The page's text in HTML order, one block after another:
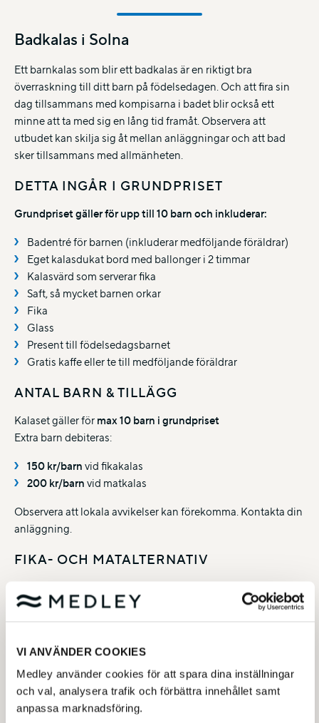
VI ANVÄNDER COOKIES
Medley använder cookies för att spara dina inställningar
och val, analysera trafik och förbättra innehållet samt
anpassa marknadsföring.
Badkalas i Solna
Ett barnkalas som blir ett badkalas är en riktigt bra
överraskning till ditt barn på födelsedagen. Och att fira sin
dag tillsammans med kompisarna i badet blir också ett
minne att ta med sig en lång tid framåt. Observera att
utbudet kan skilja sig åt mellan anläggningar och att bad
sker tillsammans med allmänheten.
DETTA INGÅR I GRUNDPRISET
Grundpriset gäller för upp till 10 barn och inkluderar:
Badentré för barnen (inkluderar medföljande föräldrar)
Eget kalasdukat bord med ballonger i 2 timmar
Kalasvärd som serverar fika
Saft, så mycket barnen orkar
Fika
Glass
Present till födelsedagsbarnet
Gratis kaffe eller te till medföljande föräldrar
ANTAL BARN & TILLÄGG
Kalaset gäller förmax 10 barn i grundpriset
Extra barn debiteras:
150 kr/barnvid fikakalas
200 kr/barnvid matkalas
Observera att lokala avvikelser kan förekomma. Kontakta din
anläggning.
FIKA- OCH MATALTERNATIV
Matkalas (finns ej i Nacka simhall)
Inkluderar fika enligt ovan
Mat i form av: Två pannkakor eller två korv med bröd